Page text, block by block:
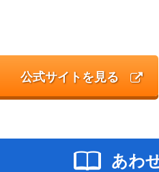
公式サイトを見る
あわ